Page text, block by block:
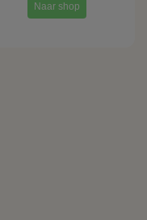
Naar shop